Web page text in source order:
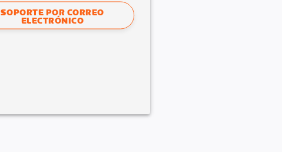
SOPORTE POR CORREO
ELECTRÓNICO